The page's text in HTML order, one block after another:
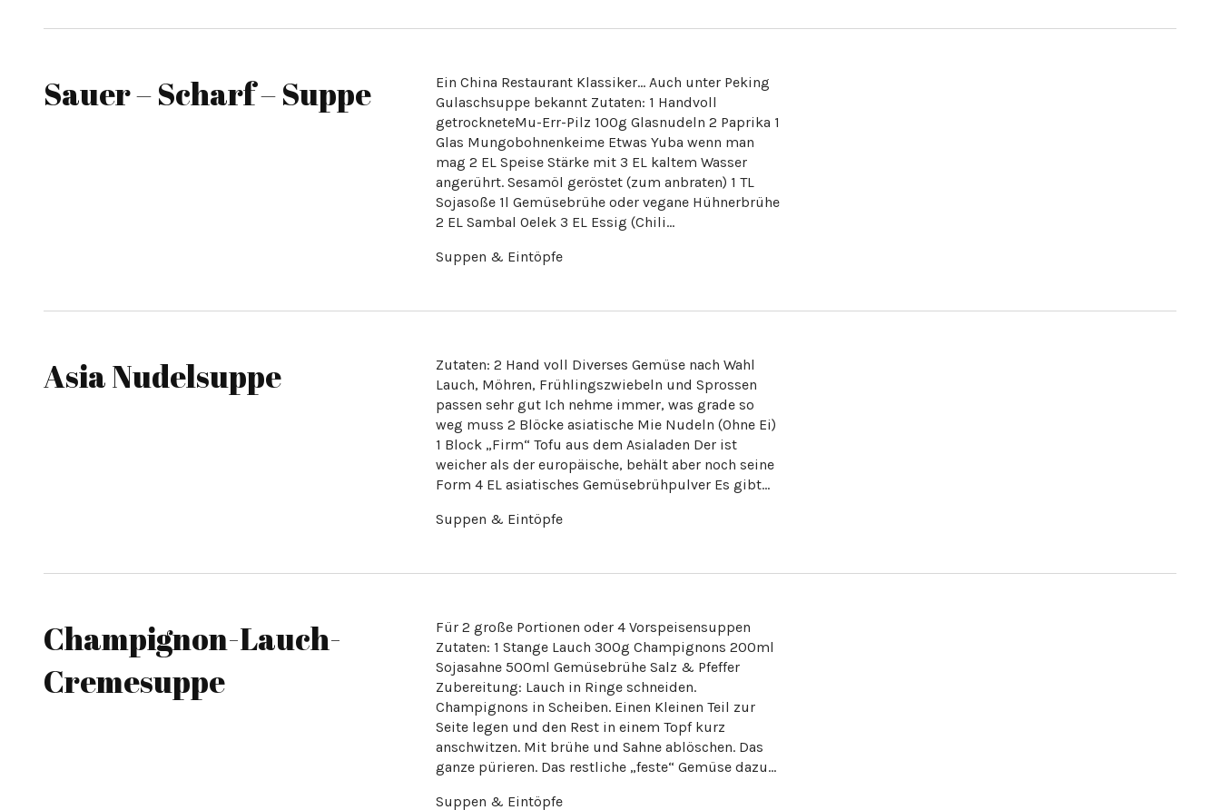
Sauer – Scharf – Suppe
Ein China Restaurant Klassiker… Auch unter Peking
Gulaschsuppe bekannt Zutaten: 1 Handvoll
getrockneteMu-Err-Pilz 100g Glasnudeln 2 Paprika 1
Glas Mungobohnenkeime Etwas Yuba wenn man
mag 2 EL Speise Stärke mit 3 EL kaltem Wasser
angerührt. Sesamöl geröstet (zum anbraten) 1 TL
Sojasoße 1l Gemüsebrühe oder vegane Hühnerbrühe
2 EL Sambal Oelek 3 EL Essig (Chili…
Asia Nudelsuppe
Zutaten: 2 Hand voll Diverses Gemüse nach Wahl
Lauch, Möhren, Frühlingszwiebeln und Sprossen
passen sehr gut Ich nehme immer, was grade so
weg muss 2 Blöcke asiatische Mie Nudeln (Ohne Ei)
1 Block „Firm“ Tofu aus dem Asialaden Der ist
weicher als der europäische, behält aber noch seine
Form 4 EL asiatisches Gemüsebrühpulver Es gibt…
Champignon-Lauch-
Cremesuppe
Für 2 große Portionen oder 4 Vorspeisensuppen
Zutaten: 1 Stange Lauch 300g Champignons 200ml
Sojasahne 500ml Gemüsebrühe Salz & Pfeffer
Zubereitung: Lauch in Ringe schneiden.
Champignons in Scheiben. Einen Kleinen Teil zur
Seite legen und den Rest in einem Topf kurz
anschwitzen. Mit brühe und Sahne ablöschen. Das
ganze pürieren. Das restliche „feste“ Gemüse dazu…